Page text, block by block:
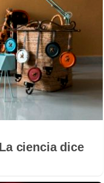
ciencia dice